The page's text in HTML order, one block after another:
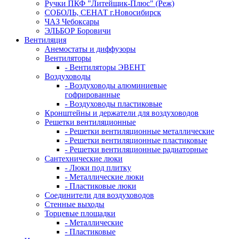
Ручки ПКФ "Литейщик-Плюс" (Реж)
СОБОЛЬ, СЕНАТ г.Новосибирск
ЧАЗ Чебоксары
ЭЛЬБОР Боровичи
Вентиляция
Анемостаты и диффузоры
Вентиляторы
- Вентиляторы ЭВЕНТ
Воздуховоды
- Воздуховоды алюминиевые
гофрированные
- Воздуховоды пластиковые
Кронштейны и держатели для воздуховодов
Решетки вентиляционные
- Решетки вентиляционные металлические
- Решетки вентиляционные пластиковые
- Решетки вентиляционные радиаторные
Сантехнические люки
- Люки под плитку
- Металлические люки
- Пластиковые люки
Соединители для воздуховодов
Стенные выходы
Торцевые площадки
- Металлические
- Пластиковые